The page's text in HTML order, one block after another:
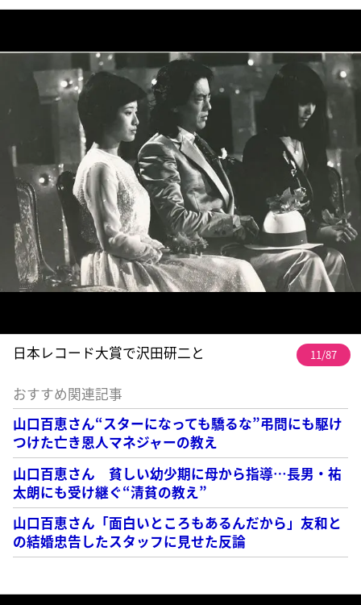
日本レコード大賞で沢田研二と 11/87
おすすめ関連記事
山口百恵さん“スターになっても驕るな”弔問にも駆け
つけた亡き恩人マネジャーの教え
山口百恵さん 貧しい幼少期に母から指導…長男・祐
太朗にも受け継ぐ“清貧の教え”
山口百恵さん「面白いところもあるんだから」友和と
の結婚忠告したスタッフに見せた反論